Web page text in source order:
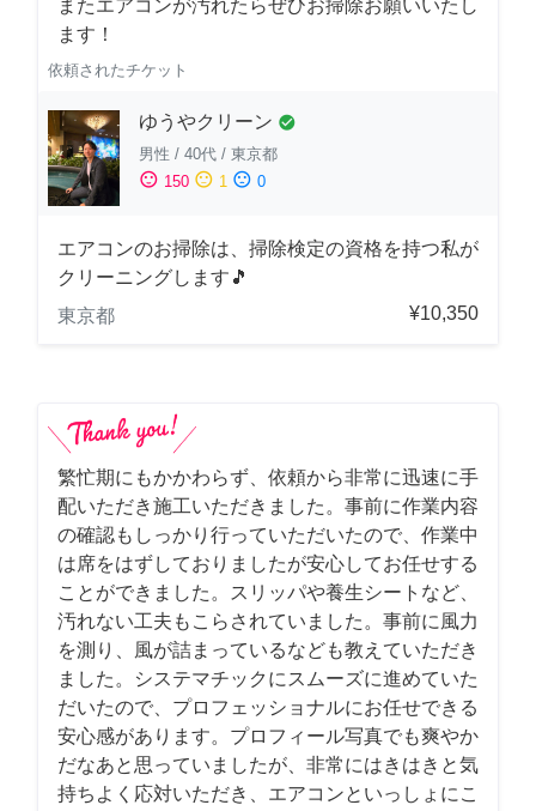
またエアコンが汚れたらぜひお掃除お願いいたし
ます！
依頼されたチケット
ゆうやクリーン check_circle
男性 / 40代 / 東京都
sentiment_satisfied 150 sentiment_neutral 1 sentiment_dissatisfied 0
エアコンのお掃除は、掃除検定の資格を持つ私が
クリーニングします🎵
東京都
¥10,350
繁忙期にもかかわらず、依頼から非常に迅速に手
配いただき施工いただきました。事前に作業内容
の確認もしっかり行っていただいたので、作業中
は席をはずしておりましたが安心してお任せする
ことができました。スリッパや養生シートなど、
汚れない工夫もこらされていました。事前に風力
を測り、風が詰まっているなども教えていただき
ました。システマチックにスムーズに進めていた
だいたので、プロフェッショナルにお任せできる
安心感があります。プロフィール写真でも爽やか
だなあと思っていましたが、非常にはきはきと気
持ちよく応対いただき、エアコンといっしょにこ